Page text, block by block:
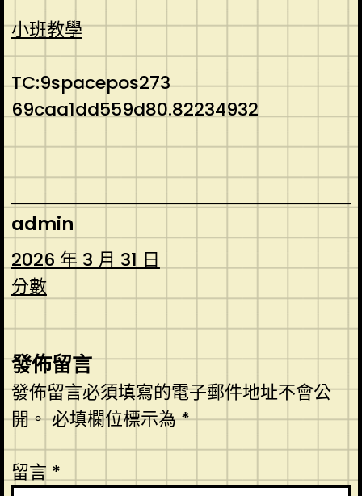
小班教學
TC:9spacepos273
69caa1dd559d80.82234932
admin
2026 年 3 月 31 日
分數
發佈留言
發佈留言必須填寫的電子郵件地址不會公
開。必填欄位標示為*
留言 *